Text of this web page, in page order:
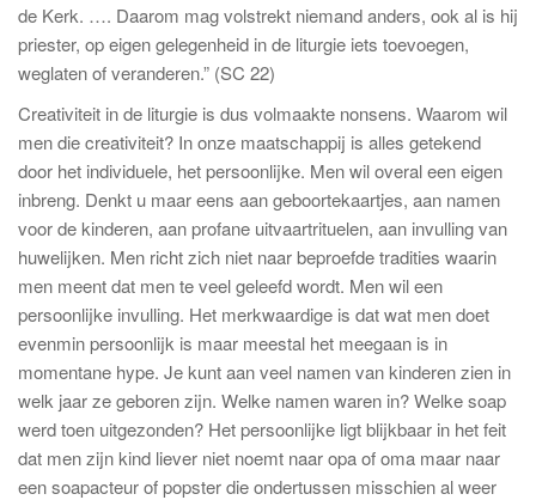
de Kerk. …. Daarom mag volstrekt niemand anders, ook al is hij
priester, op eigen gelegenheid in de liturgie iets toevoegen,
weglaten of veranderen.” (SC 22)
Creativiteit in de liturgie is dus volmaakte nonsens. Waarom wil
men die creativiteit? In onze maatschappij is alles getekend
door het individuele, het persoonlijke. Men wil overal een eigen
inbreng. Denkt u maar eens aan geboortekaartjes, aan namen
voor de kinderen, aan profane uitvaartrituelen, aan invulling van
huwelijken. Men richt zich niet naar beproefde tradities waarin
men meent dat men te veel geleefd wordt. Men wil een
persoonlijke invulling. Het merkwaardige is dat wat men doet
evenmin persoonlijk is maar meestal het meegaan is in
momentane hype. Je kunt aan veel namen van kinderen zien in
welk jaar ze geboren zijn. Welke namen waren in? Welke soap
werd toen uitgezonden? Het persoonlijke ligt blijkbaar in het feit
dat men zijn kind liever niet noemt naar opa of oma maar naar
een soapacteur of popster die ondertussen misschien al weer